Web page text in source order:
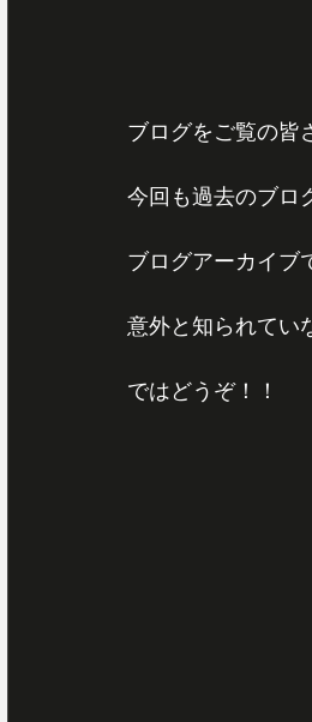
ブログをご覧の皆
今回も過去のブロ
ブログアーカイブ
意外と知られてい
ではどうぞ！！